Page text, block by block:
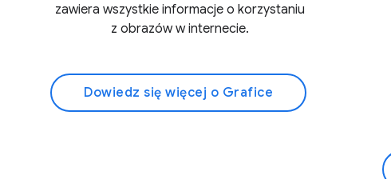
zawiera wszystkie informacje o korzystaniu
z obrazów w internecie.
Dowiedz się więcej o Grafice